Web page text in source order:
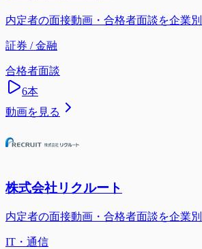
内定者の面接動画・合格者面談を企業別
証券 / 金融
合格者面談
6本
動画を見る
株式会社リクルート
内定者の面接動画・合格者面談を企業別
IT・通信